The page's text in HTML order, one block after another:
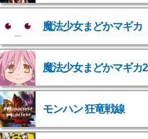
魔法少女まどかマギカ
魔法少女まどかマギカ2
モンハン 狂竜戦線